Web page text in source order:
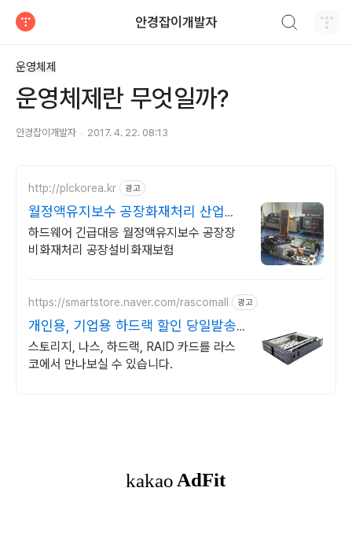
안경잡이개발자
운영체제
운영체제란 무엇일까?
안경잡이개발자 2017. 4. 22. 08:13
http://plckorea.kr 광고
월정액유지보수 공장화재처리 산업자
동화 장비판매수리보수
하드웨어 긴급대응 월정액유지보수 공장장
비화재처리 공장설비화재보험
https://smartstore.naver.com/rascomall 광고
개인용, 기업용 하드랙 할인 당일발송,
재고보유!!
스토리지, 나스, 하드랙, RAID 카드를 라스
코에서 만나보실 수 있습니다.